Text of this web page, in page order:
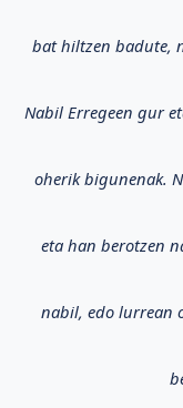
bat hiltzen badute,
Nabil Erregeen gur
oherik bigunenak.
eta han berotzen
nabil, edo lurrean